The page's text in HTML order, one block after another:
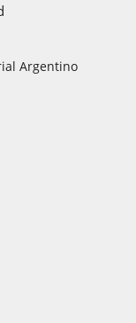
Argentino